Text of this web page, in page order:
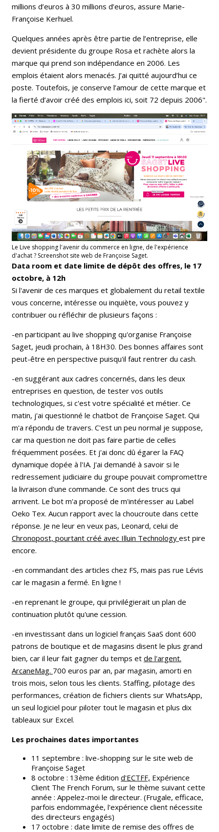
millions d’euros à 30 millions d’euros​, assure Marie-
Françoise Kerhuel.
Quelques années après être partie de l’entreprise, elle
devient présidente du groupe Rosa et rachète alors la
marque qui prend son indépendance en 2006. Les
emplois étaient alors menacés. J’ai quitté aujourd’hui ce
poste. Toutefois, je conserve l’amour de cette marque et
la fierté d’avoir créé des emplois ici, soit 72 depuis 2006​".
Le Live shopping l'avenir du commerce en ligne, de l'expérience
d'achat ? Screenshot site web de Françoise Saget.
Data room et date limite de dépôt des offres, le 17
octobre, à 12h
Si l'avenir de ces marques et globalement du retail textile
vous concerne, intéresse ou inquiète, vous pouvez y
contribuer ou réfléchir de plusieurs façons :
-en participant au live shopping qu'organise Françoise
Saget, jeudi prochain, à 18H30. Des bonnes affaires sont
peut-être en perspective puisqu'il faut rentrer du cash.
-en suggérant aux cadres concernés, dans les deux
entreprises en question, de tester vos outils
technologiques, si c'est votre spécialité et métier. Ce
matin, j'ai questionné le chatbot de Françoise Saget. Qui
m'a répondu de travers. C'est un peu normal je suppose,
car ma question ne doit pas faire partie de celles
fréquemment posées. Et j'ai donc dû égarer la FAQ
dynamique dopée à l'IA. J'ai demandé à savoir si le
redressement judiciaire du groupe pouvait compromettre
la livraison d'une commande. Ce sont des trucs qui
arrivent. Le bot m'a proposé de m'intéresser au Label
Oeko Tex. Aucun rapport avec la choucroute dans cette
réponse. Je ne leur en veux pas, Leonard, celui de
Chronopost, pourtant créé avec Illuin Technology est pire
encore.
-en commandant des articles chez FS, mais pas rue Lévis
car le magasin a fermé. En ligne !
-en reprenant le groupe, qui privilégierait un plan de
continuation plutôt qu'une cession.
-en investissant dans un logiciel français SaaS dont 600
patrons de boutique et de magasins disent le plus grand
bien, car il leur fait gagner du temps et de l'argent.
ArcaneMag. 700 euros par an, par magasin, amorti en
trois mois, selon tous les clients. Staffing, pilotage des
performances, création de fichiers clients sur WhatsApp,
un seul logiciel pour piloter tout le magasin et plus dix
tableaux sur Excel.
Les prochaines dates importantes
11 septembre : live-shopping sur le site web de
Françoise Saget
8 octobre : 13ème édition d'ECTFF, Expérience
Client The French Forum, sur le thème suivant cette
année : Appelez-moi le directeur. (Frugale, efficace,
parfois endommagée, l'expérience client nécessite
des directeurs engagés)
17 octobre : date limite de remise des offres de